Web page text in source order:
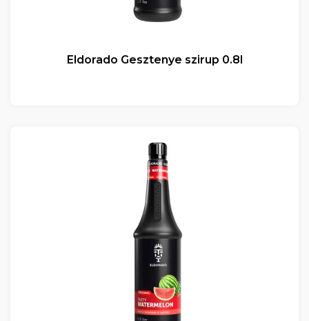
Eldorado Gesztenye szirup 0.8l